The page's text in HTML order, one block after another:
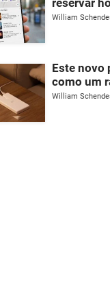
reservar
William
Este novo
como um
William